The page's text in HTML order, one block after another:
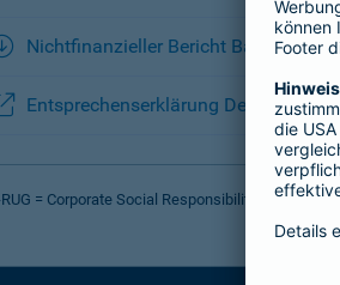
Nichtfinanzieller Bericht Barmenia
Entsprechenserklärung Deutscher
= Corporate Social Responsibility-Richtlinie